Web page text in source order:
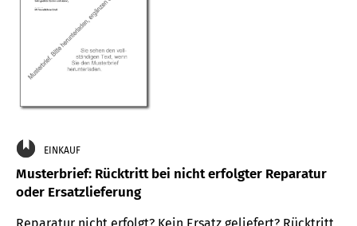
EINKAUF
Musterbrief: Rücktritt bei nicht erfolgter Reparatur
oder Ersatzlieferung